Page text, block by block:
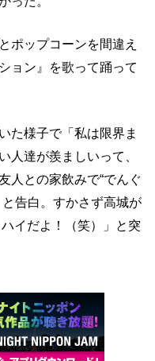
ポップコーンを間違え
ョン』を歌って踊って
た様子で「私は限界ま
人達が羨ましいって、
人との家飲みで“でんぐ
告白。すかさず高城が
イだよ！（笑）」と突